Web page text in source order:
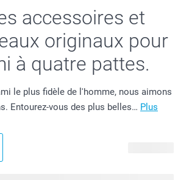
accessoires et
originaux pour
à quatre pattes.
le plus fidèle de l'homme, nous aimons
Entourez-vous des plus belles… Plus